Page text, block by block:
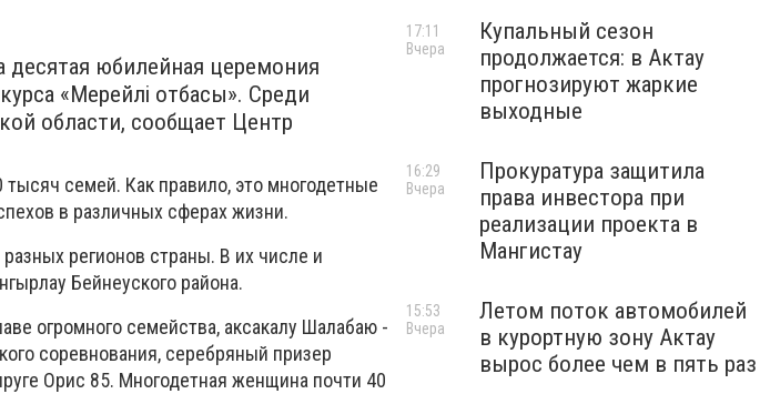
юбилейная церемония
«Мерейлі отбасы». Среди
области, сообщает Центр
семей. Как правило, это многодетные
в различных сферах жизни.
регионов страны. В их числе и
Бейнеуского района.
огромного семейства, аксакалу Шалабаю -
соревнования, серебряный призер
Орис 85. Многодетная женщина почти 40
Купальный сезон
продолжается: в Актау
прогнозируют жаркие
выходные
17:11
Вчера
Прокуратура защитила
права инвестора при
реализации проекта в
Мангистау
16:29
Вчера
Летом поток автомобилей
в курортную зону Актау
вырос более чем в пять раз
15:53
Вчера